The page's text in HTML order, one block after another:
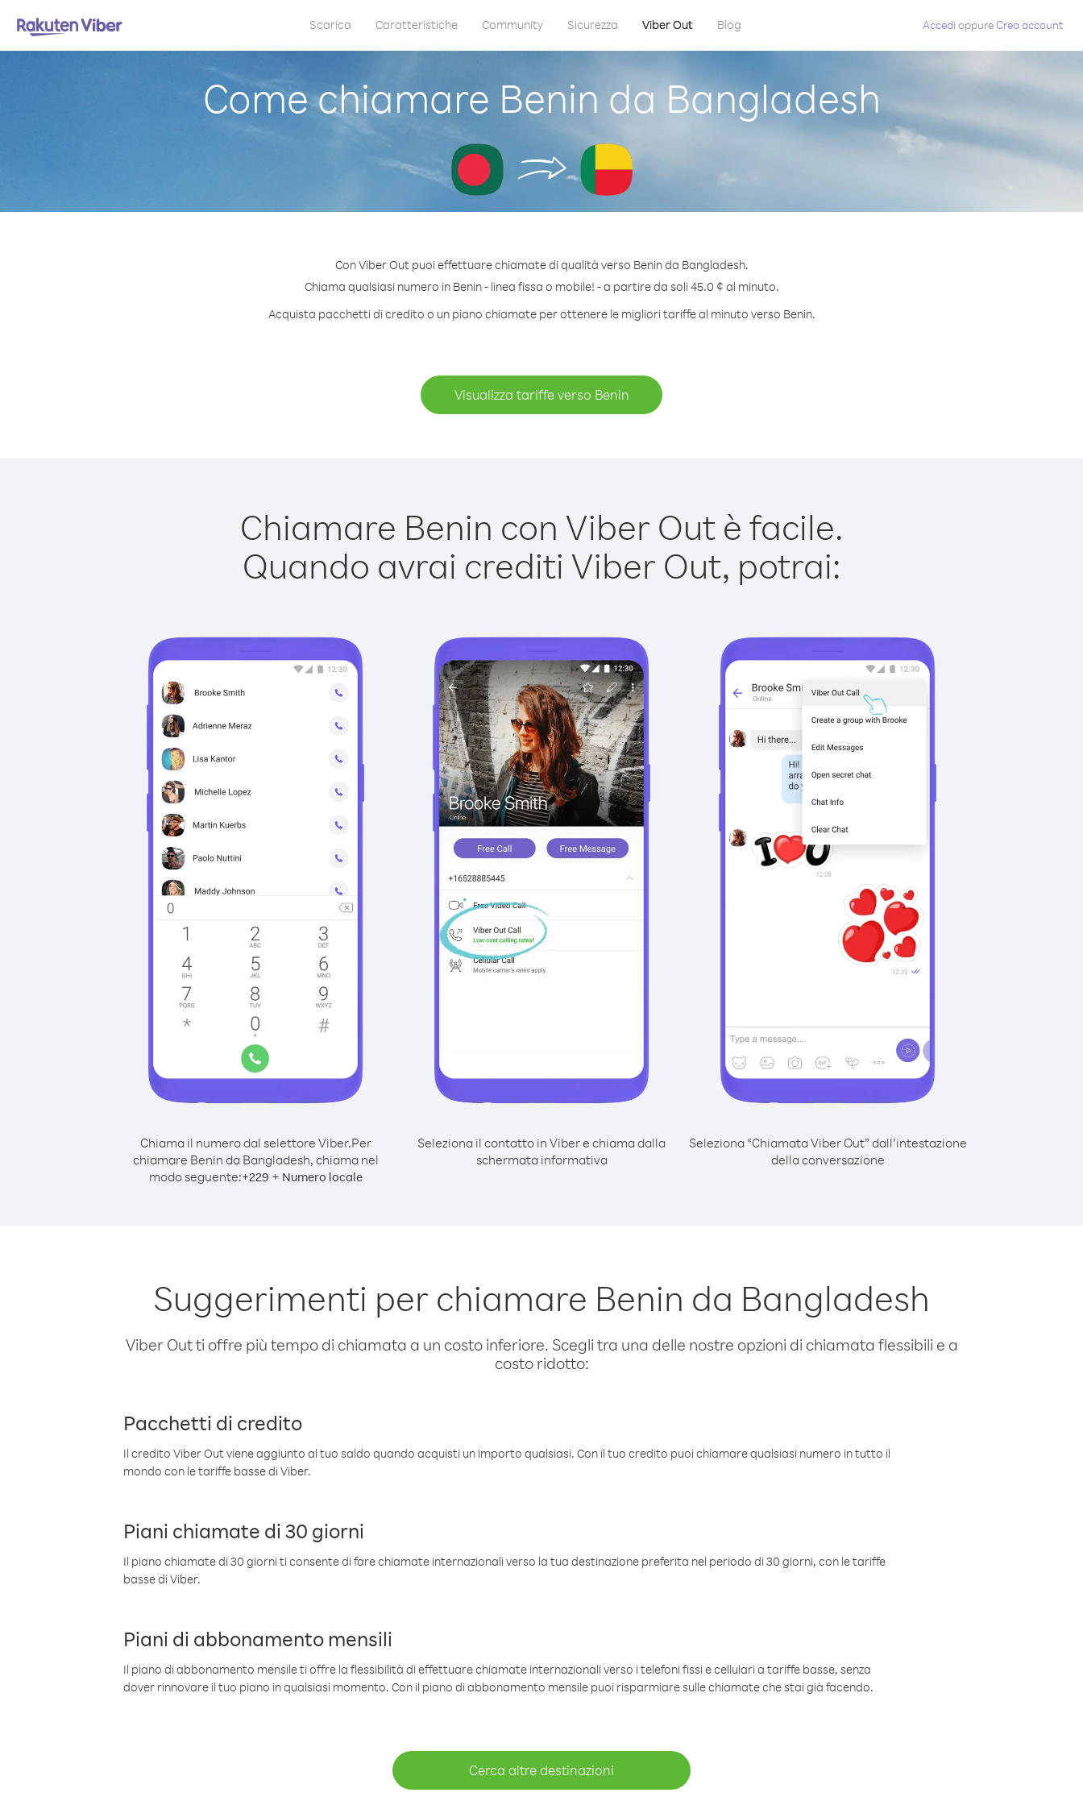
Scarica Caratteristiche Community Sicurezza Viber Out Blog Accedi oppureCrea account
Come chiamare Benin da Bangladesh
Con Viber Out puoi effettuare chiamate di qualità verso Benin da Bangladesh.
Chiama qualsiasi numero in Benin - linea fissa o mobile! - a partire da soli 45.0 ¢ al minuto.
Acquista pacchetti di credito o un piano chiamate per ottenere le migliori tariffe al minuto verso Benin.
Visualizza tariffe verso Benin
Chiamare Benin con Viber Out è facile.
Quando avrai crediti Viber Out, potrai:
Chiama il numero dal selettore Viber.Per
chiamare Benin da Bangladesh, chiama nel
modo seguente:+229 + Numero locale
Seleziona il contatto in Viber e chiama dalla
schermata informativa
Seleziona “Chiamata Viber Out” dall’intestazione
della conversazione
Suggerimenti per chiamare Benin da Bangladesh
Viber Out ti offre più tempo di chiamata a un costo inferiore. Scegli tra una delle nostre opzioni di chiamata flessibili e a
costo ridotto:
Pacchetti di credito
Il credito Viber Out viene aggiunto al tuo saldo quando acquisti un importo qualsiasi. Con il tuo credito puoi chiamare qualsiasi numero in tutto il
mondo con le tariffe basse di Viber.
Piani chiamate di 30 giorni
Il piano chiamate di 30 giorni ti consente di fare chiamate internazionali verso la tua destinazione preferita nel periodo di 30 giorni, con le tariffe
basse di Viber.
Piani di abbonamento mensili
Il piano di abbonamento mensile ti offre la flessibilità di effettuare chiamate internazionali verso i telefoni fissi e cellulari a tariffe basse, senza
dover rinnovare il tuo piano in qualsiasi momento. Con il piano di abbonamento mensile puoi risparmiare sulle chiamate che stai già facendo.
Cerca altre destinazioni